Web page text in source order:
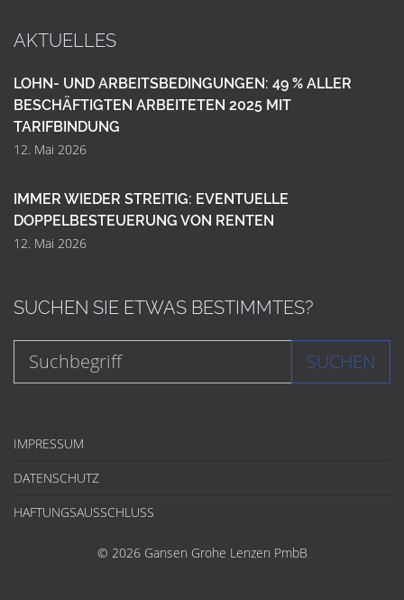
AKTUELLES
LOHN- UND ARBEITSBEDINGUNGEN: 49 % ALLER
BESCHÄFTIGTEN ARBEITETEN 2025 MIT
TARIFBINDUNG
12. Mai 2026
IMMER WIEDER STREITIG: EVENTUELLE
DOPPELBESTEUERUNG VON RENTEN
12. Mai 2026
SUCHEN SIE ETWAS BESTIMMTES?
SUCHEN
IMPRESSUM
DATENSCHUTZ
HAFTUNGSAUSSCHLUSS
© 2026 Gansen Grohe Lenzen PmbB